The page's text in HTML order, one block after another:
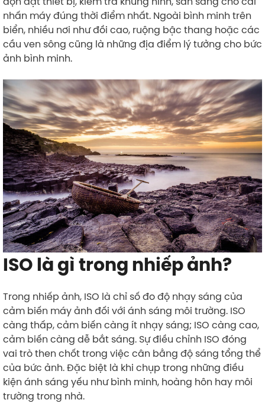
nhấn máy đúng thời điểm nhất. Ngoài bình minh trên
biển, nhiều nơi như đồi cao, ruộng bậc thang hoặc các
cầu ven sông cũng là những địa điểm lý tưởng cho bức
ảnh bình minh.
ISO là gì trong nhiếp ảnh?
Trong nhiếp ảnh, ISO là chỉ số đo độ nhạy sáng của
cảm biến máy ảnh đối với ánh sáng môi trường. ISO
càng thấp, cảm biến càng ít nhạy sáng; ISO càng cao,
cảm biến càng dễ bắt sáng. Sự điều chỉnh ISO đóng
vai trò then chốt trong việc cân bằng độ sáng tổng thể
của bức ảnh. Đặc biệt là khi chụp trong những điều
kiện ánh sáng yếu như bình minh, hoàng hôn hay môi
trường trong nhà.